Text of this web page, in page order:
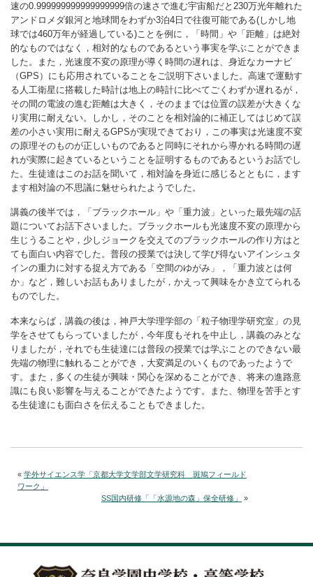
速の0.999999999999999999倍の速さで進む宇宙船だと230万光年離れた
アンドロメダ銀河と地球間をわずか3泊4日で往復可能である(しかし地
球では460万年が経過している)ことを例に，「時間」や「距離」は絶対
的なものではなく，相対的なものであるという事実を学ぶことができま
した。また，光速度不変の原理が導く時間の遅れは、身近なカーナビ
（GPS）にも応用されていることをご説明下さいました。高速で運動す
る人工衛星に搭載した時計は地上の時計に比べてごくわずか遅れるが，
その間の電波の進む距離は大きく，そのままでは位置の誤差が大きくな
り実用に耐えない。しかし，そのことを相対論的に補正してはじめて誤
差の小さい実用に耐えるGPSが実現できており，この事実は光速度不変
の原理そのものが正しいものであると同時にそれから導かれる時間の遅
れが実際に起きているということを証明するものであるというお話でし
た。生徒達はこのお話を聞いて，相対論を身近に感じるとともに，ます
ます相対論の不思議に魅せられたようでした。
講義の後半では，「ブラックホール」や「重力波」といった最先端の話
題についてお話下さいました。ブラックホールも光速度不変の原理から
生じうることや，少しジョークを交えてのブラックホールの作り方はと
ても面白い内容でした。普段の授業では決して学び得ないアインシュタ
インの重力に対する捉え方である「空間のゆがみ」，「重力波とは何
か」など，難しいお話もありましたが，かえって興味をかき立てられる
ものでした。
本来ならば，講義の後は，神戸大学理学部の「粒子物理学研究室」の見
学をさせてもらっていましたが，今年度もそれを中止し，講義のみとな
りましたが，それでも生徒達には普段の授業では学ぶことのできない最
先端の物理に触れることができ，大変満足のいくものであったようで
す。また，多くの生徒が興味・関心を深めることができ、将来の進路意
識にも良い影響を与えることができたようです。また、物理を苦手とす
る生徒達にも面白さを伝えることもできました。
« 学外サイエンス学「京都大学文学部文学研究科 斑鳩フィールド
ワーク」
SS国内研修「「水源地の森」保全研修」
»